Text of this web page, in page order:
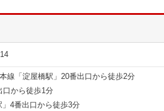
線「淀屋橋駅」20番出口から徒歩2分
口から徒歩1分
」4番出口から徒歩3分